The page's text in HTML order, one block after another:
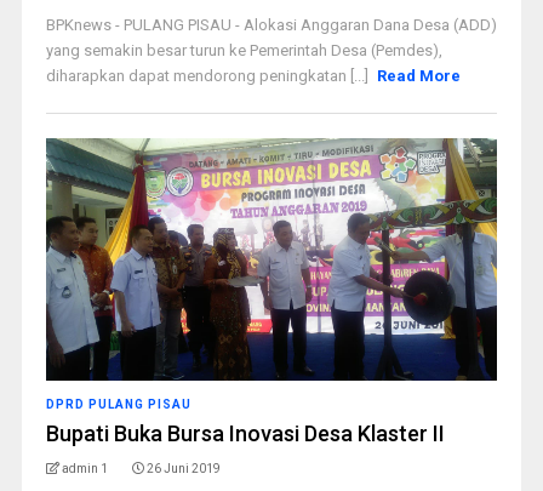
BPKnews - PULANG PISAU - Alokasi Anggaran Dana Desa (ADD)
yang semakin besar turun ke Pemerintah Desa (Pemdes),
diharapkan dapat mendorong peningkatan [...]
Read More
DPRD PULANG PISAU
Bupati Buka Bursa Inovasi Desa Klaster II
admin 1 26 Juni 2019